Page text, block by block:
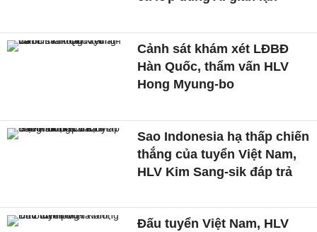
Cảnh sát khám xét LĐBĐ
Hàn Quốc, thẩm vấn HLV
Hong Myung-bo
Sao Indonesia hạ thấp chiến
thắng của tuyển Việt Nam,
HLV Kim Sang-sik đáp trả
Đấu tuyển Việt Nam, HLV